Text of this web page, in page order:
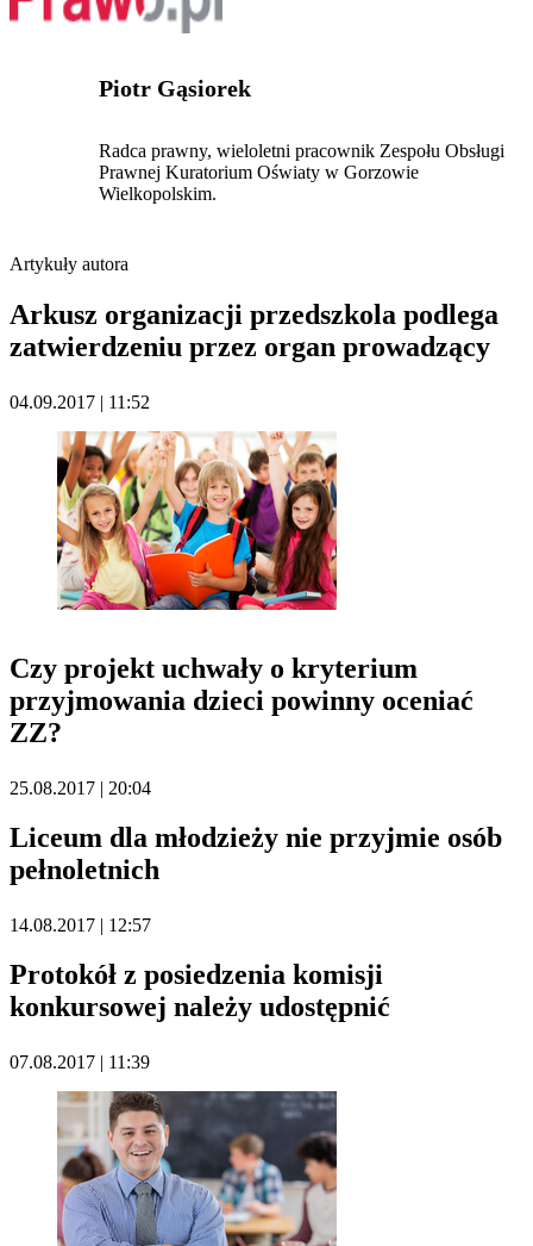
Piotr Gąsiorek
Radca prawny, wieloletni pracownik Zespołu Obsługi
Prawnej Kuratorium Oświaty w Gorzowie
Wielkopolskim.
Artykuły autora
Arkusz organizacji przedszkola podlega
zatwierdzeniu przez organ prowadzący
04.09.2017 | 11:52
Czy projekt uchwały o kryterium
przyjmowania dzieci powinny oceniać
ZZ?
25.08.2017 | 20:04
Liceum dla młodzieży nie przyjmie osób
pełnoletnich
14.08.2017 | 12:57
Protokół z posiedzenia komisji
konkursowej należy udostępnić
07.08.2017 | 11:39